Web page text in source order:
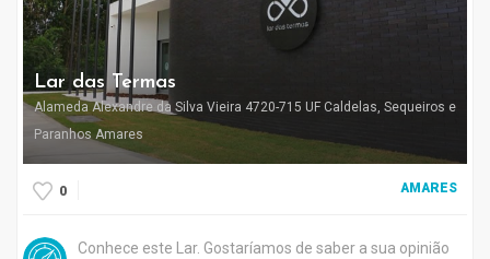
Lar das Termas
Alameda Alexandre da Silva Vieira 4720-715 UF Caldelas, Sequeiros e
Paranhos Amares
0 AMARES
Conhece este Lar. Gostaríamos de saber a sua opinião